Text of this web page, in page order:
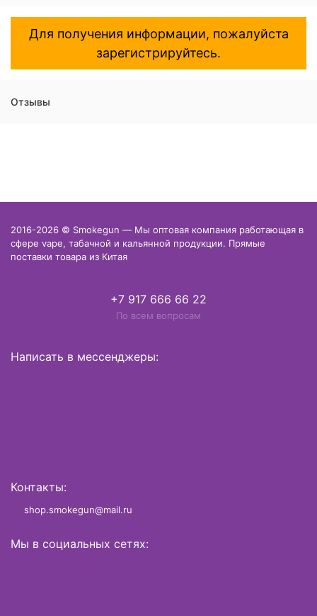
Для получения информации, пожалуйста
зарегистрируйтесь.
Отзывы
2016-2026 © Smokegun — Мы оптовая компания работающая в
сфере vape, табачной и кальянной продукции. Прямые
поставки товара из Китая
+7 917 666 66 22
По всем вопросам
Написать в мессенджеры:
Контакты:
shop.smokegun@mail.ru
Мы в социальных сетях: